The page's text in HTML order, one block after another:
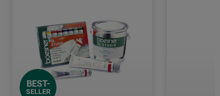
BEST-
SELLER